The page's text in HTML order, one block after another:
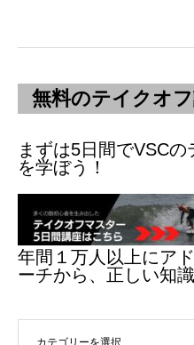
無料のテイクオ
まずは5日間でVSC
を学ぼう！
年間１万人以上にア
ーチから、正しい知